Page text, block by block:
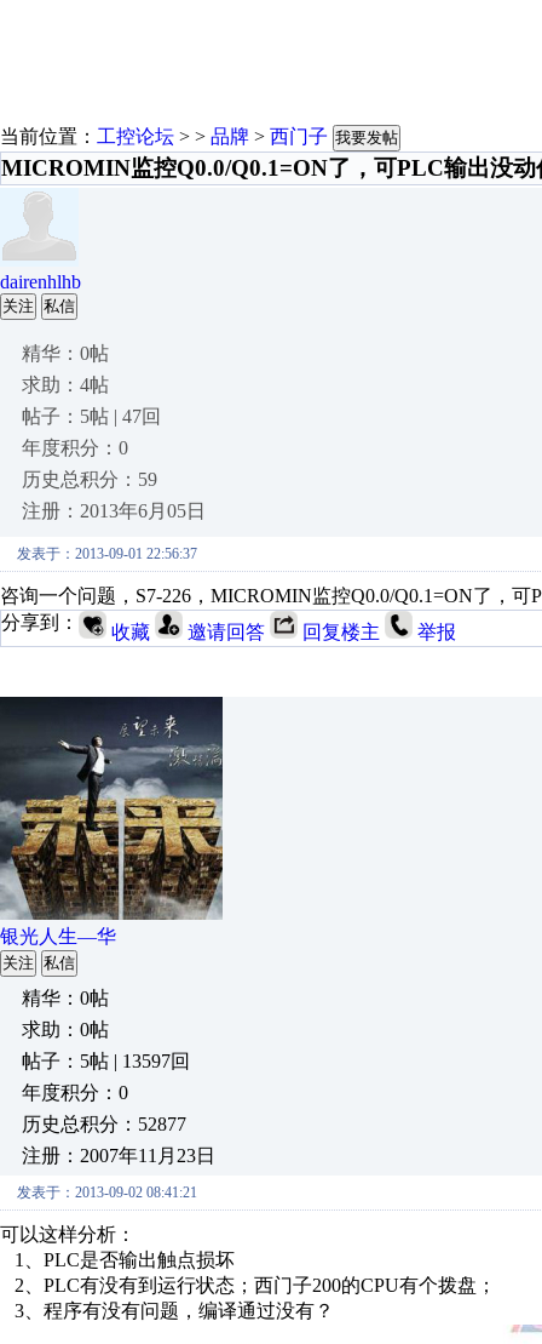
当前位置： 工控论坛 > > 品牌 > 西门子 我要发帖
MICROMIN监控Q0.0/Q0.1=ON了，可PLC输出没动
dairenhlhb
关注 私信
精华：0帖
求助：4帖
帖子：5帖 | 47回
年度积分：0
历史总积分：59
注册：2013年6月05日
发表于：2013-09-01 22:56:37
咨询一个问题，S7-226，MICROMIN监控Q0.0/Q0.1=ON了，
分享到：
收藏 邀请回答 回复楼主 举报
银光人生—华
关注 私信
精华：0帖
求助：0帖
帖子：5帖 | 13597回
年度积分：0
历史总积分：52877
注册：2007年11月23日
发表于：2013-09-02 08:41:21
可以这样分析：
1、PLC是否输出触点损坏
2、PLC有没有到运行状态；西门子200的CPU有个拨盘；
3、程序有没有问题，编译通过没有？